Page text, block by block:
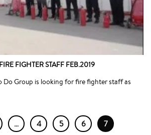
FIGHTER STAFF FEB.2019
Do Group is looking for fire fighter staff as
… 4 5 6 7